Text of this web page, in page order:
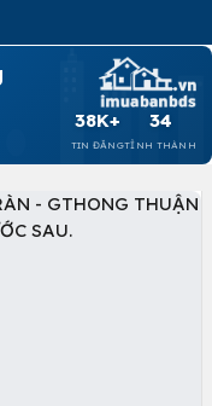
38K+
TIN ĐĂNG
34
TỈNH THÀNH